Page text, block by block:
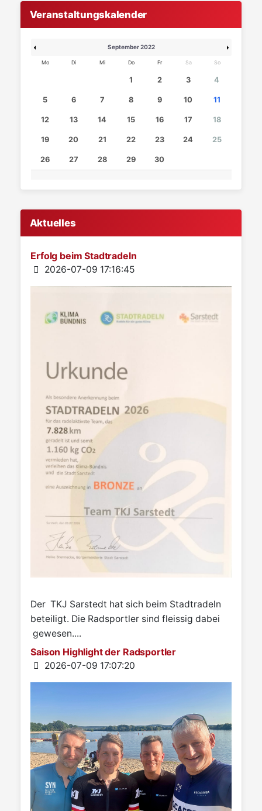
Veranstaltungskalender
September 2022
Mo Di Mi Do Fr Sa So
1 2 3 4
5 6 7 8 9 10 11
12 13 14 15 16 17 18
19 20 21 22 23 24 25
26 27 28 29 30
Aktuelles
Erfolg beim Stadtradeln
Details
2026-07-09 17:16:45
Der TKJ Sarstedt hat sich beim Stadtradeln
beteiligt. Die Radsportler sind fleissig dabei
gewesen....
Saison Highlight der Radsportler
Details
2026-07-09 17:07:20